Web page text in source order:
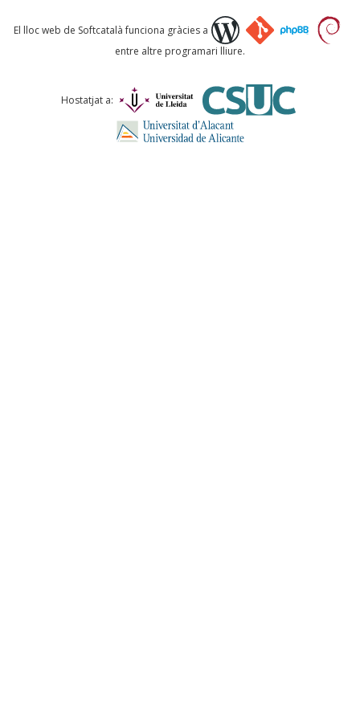
Què proposeu?
Comentari *
El lloc web de Softcatalà funciona gràcies a
entre altre programari lliure.
Hostatjat a: